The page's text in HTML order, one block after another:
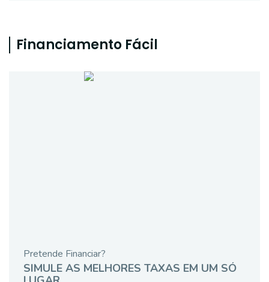
Financiamento Fácil
Pretende Financiar?
SIMULE AS MELHORES TAXAS EM UM SÓ